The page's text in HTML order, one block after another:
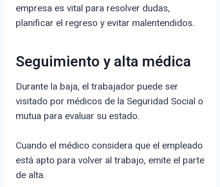
empresa es vital para resolver dudas,
planificar el regreso y evitar malentendidos.
Seguimiento y alta médica
Durante la baja, el trabajador puede ser
visitado por médicos de la Seguridad Social o
mutua para evaluar su estado.
Cuando el médico considera que el empleado
está apto para volver al trabajo, emite el parte
de alta.